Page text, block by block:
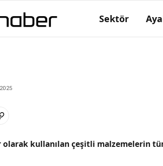
Sektör
olarak kullanılan çeşitli malzemelerin